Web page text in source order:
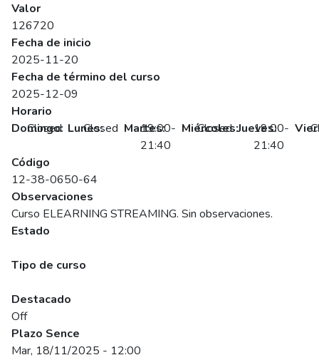
Valor
126720
Fecha de inicio
2025-11-20
Fecha de término del curso
2025-12-09
Horario
Domingo:
Closed Lunes:
Closed Martes:
19:00-
21:40
Miércoles:
Closed Jueves:
19:00-
21:40
Código
12-38-0650-64
Observaciones
Curso ELEARNING STREAMING. Sin observaciones.
Estado
Tipo de curso
Destacado
Off
Plazo Sence
Mar, 18/11/2025 - 12:00